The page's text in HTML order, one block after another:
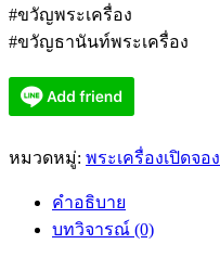
#ขวัญพระเครื่อง
#ขวัญธานันท์พระเครื่อง
หมวดหมู่: พระเครื่องเปิดจอง
คำอธิบาย
บทวิจารณ์ (0)